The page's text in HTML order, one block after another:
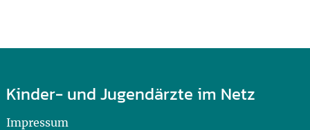
Kinder- und Jugendärzte im Netz
Impressum